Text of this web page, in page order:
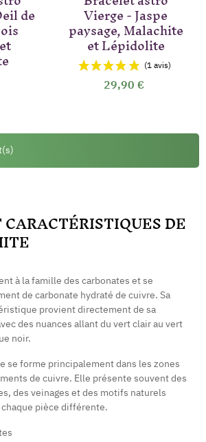
(5 avis)
de Vierge - Jaspe
paysage, Malachite
et Lépidolite
29,90 €
DE
à la famille des carbonates et se
de carbonate hydraté de cuivre. Sa
provient directement de sa
des nuances allant du vert clair au vert
noir.
se forme principalement dans les zones
de cuivre. Elle présente souvent des
des veinages et des motifs naturels
pièce différente.